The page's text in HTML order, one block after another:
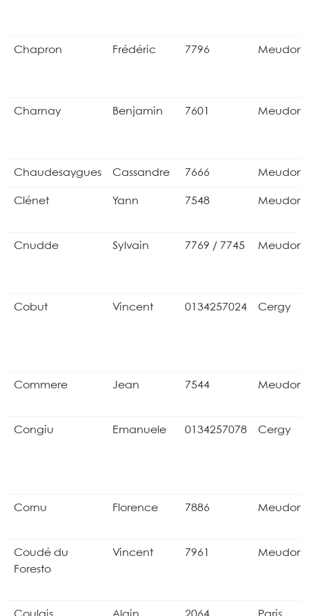
Chapron Frédéric 7796 Meudon
Charnay Benjamin 7601 Meudon
Chaudesaygues Cassandre 7666 Meudon
Clénet Yann 7548 Meudon
Cnudde Sylvain 7769 / 7745 Meudon
Cobut Vincent 0134257024 Cergy
Commere Jean 7544 Meudon
Congiu Emanuele 0134257078 Cergy
Cornu Florence 7886 Meudon
Coudé du
Foresto
Vincent 7961 Meudon